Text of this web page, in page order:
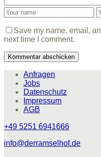
Save my name, email,
next time I comment.
Anfragen
Jobs
Datenschutz
Impressum
AGB
+49 5251 6941666
info@derramselhof.de